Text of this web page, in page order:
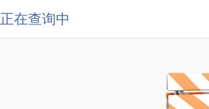
正在查询中